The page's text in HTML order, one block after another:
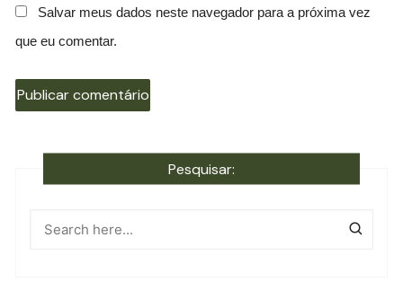
Salvar meus dados neste navegador para a próxima vez
que eu comentar.
Pesquisar: